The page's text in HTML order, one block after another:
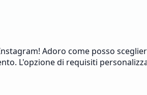
Adoro come posso
L'opzione di requisiti